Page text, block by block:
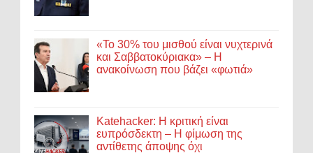
«Το 30% του μισθού είναι νυχτερινά
και Σαββατοκύριακα» – Η
ανακοίνωση που βάζει «φωτιά»
Katehacker: Η κριτική είναι
ευπρόσδεκτη – Η φίμωση της
αντίθετης άποψης όχι